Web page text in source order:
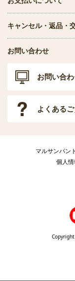
キャンセル・返品・
お問い合わせ
お問い合
よくある
マルサンパン
個人